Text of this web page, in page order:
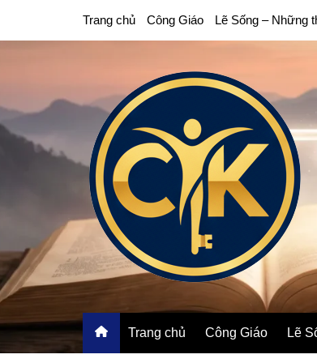
Trang chủ Công Giáo Lẽ Sống – Những
Trang chủ Công Giáo Lẽ